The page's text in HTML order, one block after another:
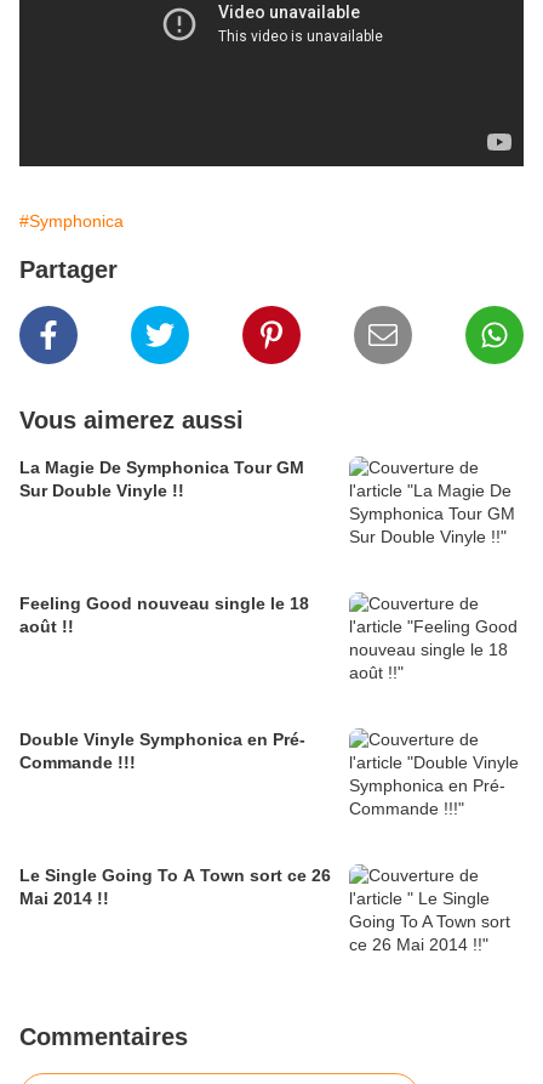
#Symphonica
Partager
Vous aimerez aussi
La Magie De Symphonica Tour GM
Sur Double Vinyle !!
Feeling Good nouveau single le 18
août !!
Double Vinyle Symphonica en Pré-
Commande !!!
Le Single Going To A Town sort ce 26
Mai 2014 !!
Commentaires